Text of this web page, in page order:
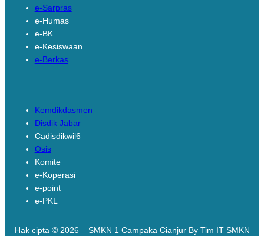
e-Sarpras
e-Humas
e-BK
e-Kesiswaan
e-Berkas
Kemdikdasmen
Disdik Jabar
Cadisdikwil6
Osis
Komite
e-Koperasi
e-point
e-PKL
Hak cipta © 2026 – SMKN 1 Campaka Cianjur By Tim IT SMKN